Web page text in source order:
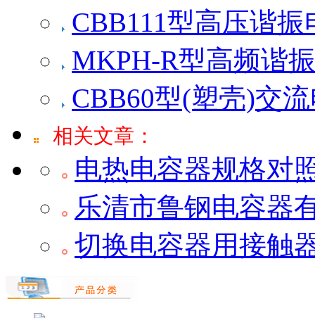
CBB111型高压谐振
MKPH-R型高频谐
CBB60型(塑壳)交
相关文章：
电热电容器规格对
乐清市鲁钢电容器
切换电容器用接触